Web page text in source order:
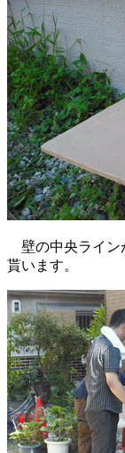
壁の中央ライン
貰います。